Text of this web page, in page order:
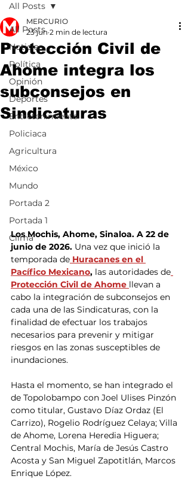
All Posts
Noticias
Política
Opinión
Deportes
Entretenimiento
Policiaca
Agricultura
México
Mundo
Portada 2
Portada 1
Clima
All Posts
Protección Civil de
Ahome integra los
subconsejos en
Sindicaturas
MERCURIO
23 jun 2 min de lectura
Los Mochis, Ahome, Sinaloa. A 22 de
junio de 2026. Una vez que inició la
temporada de Huracanes en el
Pacífico Mexicano, las autoridades de
Protección Civil de Ahome llevan a
cabo la integración de subconsejos en
cada una de las Sindicaturas, con la
finalidad de efectuar los trabajos
necesarios para prevenir y mitigar
riesgos en las zonas susceptibles de
inundaciones.
Hasta el momento, se han integrado el
de Topolobampo con Joel Ulises Pinzón
como titular, Gustavo Díaz Ordaz (El
Carrizo), Rogelio Rodríguez Celaya; Villa
de Ahome, Lorena Heredia Higuera;
Central Mochis, María de Jesús Castro
Acosta y San Miguel Zapotitlán, Marcos
Enrique López.